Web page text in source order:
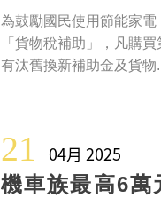
為鼓勵國民使用節能家
「貨物稅補助」，凡購
有汰舊換新補助金及貨物
21 04月 2025
機車族最高6萬